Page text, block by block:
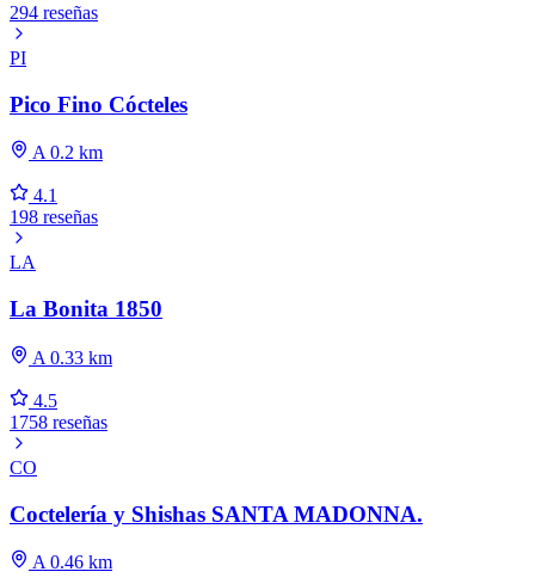
294 reseñas
PI
Pico Fino Cócteles
A 0.2 km
4.1
198 reseñas
LA
La Bonita 1850
A 0.33 km
4.5
1758 reseñas
CO
Coctelería y Shishas SANTA MADONNA.
A 0.46 km